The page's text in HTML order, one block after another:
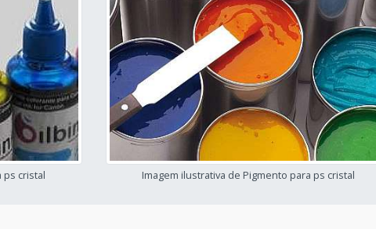
ps cristal Imagem ilustrativa de Pigmento para ps cristal